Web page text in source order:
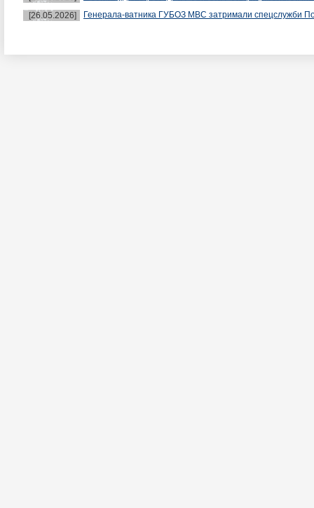
[26.05.2026]
Генерала-ватника ГУБОЗ МВС затримали спецслужби